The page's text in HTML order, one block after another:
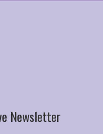
Newsletter